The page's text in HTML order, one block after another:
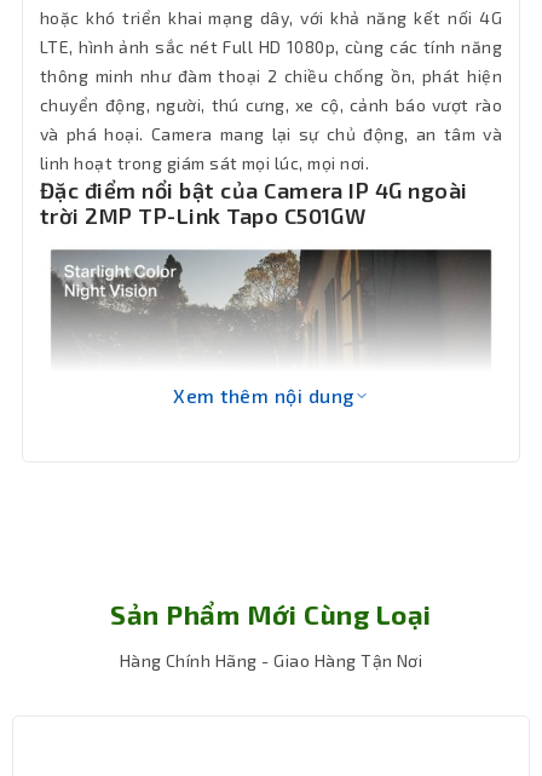
Ống kính
Focal Length: 3.17mm; Aperture: F1.65;
Field of View: 122° (Diagonal), 105°
(Horizontal), 59°(Vertical); Pan
Mechanical Range: 340° (360° Pan
Coverage); Tilt Mechanical Range:
90°(149° Tilt Coverage)
Chuẩn
ảnh
Tầm xa
hồng
Khoảng 30m
Bảo hành 24 tháng
hoặc khó triển khai mạng dây, với khả năng kết nối 4G
LTE, hình ảnh sắc nét Full HD 1080p, cùng các tính năng
thông minh như đàm thoại 2 chiều chống ồn, phát hiện
chuyển động, người, thú cưng, xe cộ, cảnh báo vượt rào
và phá hoại. Camera mang lại sự chủ động, an tâm và
linh hoạt trong giám sát mọi lúc, mọi nơi.
Đặc điểm nổi bật của Camera IP 4G ngoài
trời 2MP TP-Link Tapo C501GW
Xem thêm nội dung
Sản Phẩm Mới Cùng Loại
Hàng Chính Hãng - Giao Hàng Tận Nơi